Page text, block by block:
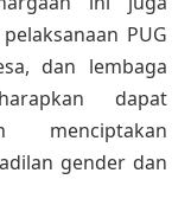
PUG
dan lembaga
dapat
menciptakan
gender dan